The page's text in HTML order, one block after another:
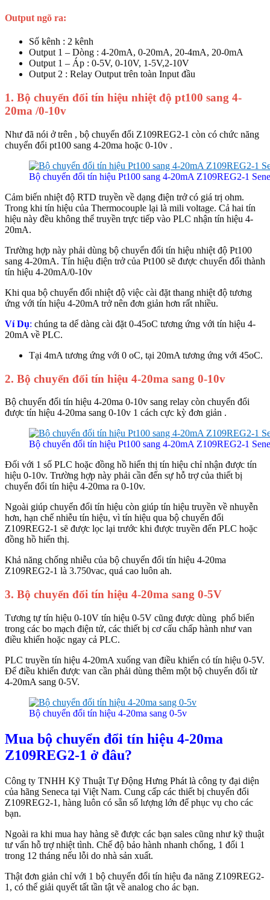
Output ngõ ra:
Số kênh : 2 kênh
Output 1 – Dòng : 4-20mA, 0-20mA, 20-4mA, 20-0mA
Output 1 – Áp : 0-5V, 0-10V, 1-5V,2-10V
Output 2 : Relay Output trên toàn Input đầu
1. Bộ chuyển đổi tín hiệu nhiệt độ pt100 sang 4-
20ma /0-10v
Như đã nói ở trên , bộ chuyển đổi Z109REG2-1 còn có chức năng
chuyển đổi pt100 sang 4-20ma hoặc 0-10v .
Bộ chuyển đổi tín hiệu Pt100 sang 4-20mA Z109REG2-1
Cảm biến nhiệt độ RTD truyền về dạng điện trở có giá trị ohm.
Trong khi tín hiệu của Thermocouple lại là mili voltage. Cả hai tín
hiệu này đều không thể truyền trực tiếp vào PLC nhận tín hiệu 4-
20mA.
Trường hợp này phải dùng bộ chuyển đổi tín hiệu nhiệt độ Pt100
sang 4-20mA. Tín hiệu điện trở của Pt100 sẽ được chuyển đổi thành
tín hiệu 4-20mA/0-10v
Khi qua bộ chuyển đổi nhiệt độ việc cài đặt thang nhiệt độ tương
ứng với tín hiệu 4-20mA trở nên đơn giản hơn rất nhiều.
Ví Dụ: chúng ta dể dàng cài đặt 0-45oC tương ứng với tín hiệu 4-
20mA về PLC.
Tại 4mA tương ứng với 0 oC, tại 20mA tương ứng với 45oC.
2. Bộ chuyển đổi tín hiệu 4-20ma sang 0-10v
Bộ chuyển đổi tín hiệu 4-20ma 0-10v sang relay còn chuyển đổi
được tín hiệu 4-20ma sang 0-10v 1 cách cực kỳ đơn giản .
Bộ chuyển đổi tín hiệu Pt100 sang 4-20mA Z109REG2-1
Đối với 1 số PLC hoặc đồng hồ hiển thị tín hiệu chỉ nhận được tín
hiệu 0-10v. Trường hợp này phải cần đến sự hỗ trợ của thiết bị
chuyển đổi tín hiệu 4-20ma ra 0-10v.
Ngoài giúp chuyển đổi tín hiệu còn giúp tín hiệu truyền về nhuyễn
hơn, hạn chế nhiễu tín hiệu, vì tín hiệu qua bộ chuyển đổi
Z109REG2-1 sẽ được lọc lại trước khi được truyền đến PLC hoặc
đồng hồ hiển thị.
Khả năng chống nhiễu của bộ chuyển đổi tín hiệu 4-20ma
Z109REG2-1 là 3.750vac, quá cao luôn ah.
3. Bộ chuyển đổi tín hiệu 4-20ma sang 0-5V
Tương tự tín hiệu 0-10V tín hiệu 0-5V cũng được dùng phổ biến
trong các bo mạch điện tử, các thiết bị cơ cấu chấp hành như van
điều khiển hoặc ngay cả PLC.
PLC truyền tín hiệu 4-20mA xuống van điều khiển có tín hiệu 0-5V.
Để điều khiển được van cần phải dùng thêm một bộ chuyển đổi từ
4-20mA sang 0-5V.
Bộ chuyển đổi tín hiệu 4-20ma sang 0-5v
Mua bộ chuyển đổi tín hiệu 4-20ma
Z109REG2-1 ở đâu?
Công ty TNHH Kỹ Thuật Tự Động Hưng Phát là công ty đại diện
của hãng Seneca tại Việt Nam. Cung cấp các thiết bị chuyển đổi
Z109REG2-1, hàng luôn có sẵn số lượng lớn để phục vụ cho các
bạn.
Ngoài ra khi mua hay hàng sẽ được các bạn sales cũng như kỹ thuật
tư vấn hỗ trợ nhiệt tình. Chế độ bảo hành nhanh chống, 1 đổi 1
trong 12 tháng nếu lỗi do nhà sản xuất.
Thật đơn giản chỉ với 1 bộ chuyển đổi tín hiệu đa năng Z109REG2-
1, có thể giải quyết tất tần tật về analog cho ác bạn.